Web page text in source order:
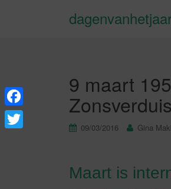
9 maart
09/03/2016 Gina
Maart is
F